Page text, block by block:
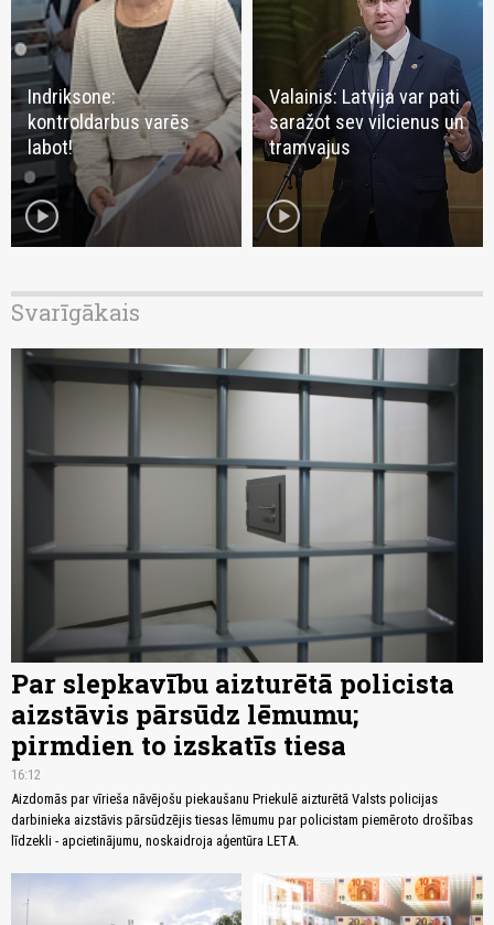
Indriksone:
kontroldarbus varēs
labot!
play_circle
Valainis: Latvija var pati
saražot sev vilcienus un
tramvajus
play_circle
Svarīgākais
Par slepkavību aizturētā policista
aizstāvis pārsūdz lēmumu;
pirmdien to izskatīs tiesa
16:12
Aizdomās par vīrieša nāvējošu piekaušanu Priekulē aizturētā Valsts policijas
darbinieka aizstāvis pārsūdzējis tiesas lēmumu par policistam piemēroto drošības
līdzekli - apcietinājumu, noskaidroja aģentūra LETA.